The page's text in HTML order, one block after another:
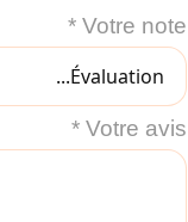
Votre note
*
Votre avis
*